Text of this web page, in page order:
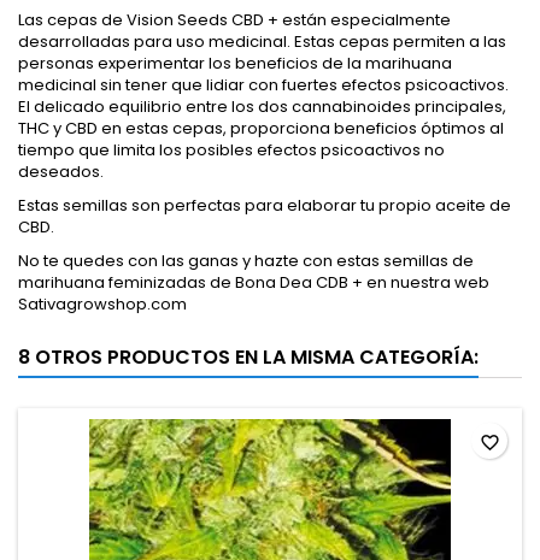
Las cepas de Vision Seeds CBD + están especialmente
desarrolladas para uso medicinal. Estas cepas permiten a las
personas experimentar los beneficios de la marihuana
medicinal sin tener que lidiar con fuertes efectos psicoactivos.
El delicado equilibrio entre los dos cannabinoides principales,
THC y CBD en estas cepas, proporciona beneficios óptimos al
tiempo que limita los posibles efectos psicoactivos no
deseados.
Estas semillas son perfectas para elaborar tu propio aceite de
CBD.
No te quedes con las ganas y hazte con estas semillas de
marihuana feminizadas de Bona Dea CDB + en nuestra web
Sativagrowshop.com
8 OTROS PRODUCTOS EN LA MISMA CATEGORÍA:
favorite_border